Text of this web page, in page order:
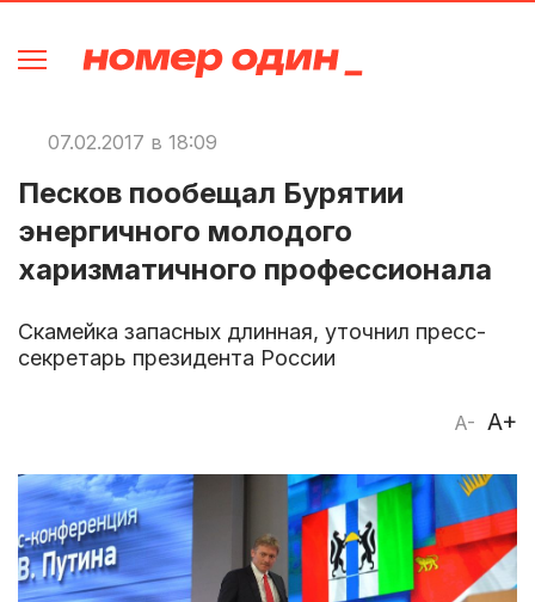
07.02.2017 в 18:09
Песков пообещал Бурятии
энергичного молодого
харизматичного профессионала
Скамейка запасных длинная, уточнил пресс-
секретарь президента России
A- A+